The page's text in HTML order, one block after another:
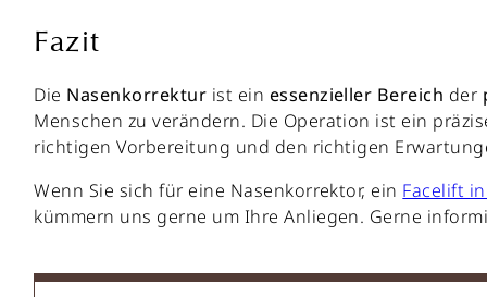
Fazit
Die Nasenkorrektur ist ein essenzieller Bereich der
Menschen zu verändern. Die Operation ist ein
richtigen Vorbereitung und den richtigen
Wenn Sie sich für eine Nasenkorrektor, ein Facelift
kümmern uns gerne um Ihre Anliegen. Gerne